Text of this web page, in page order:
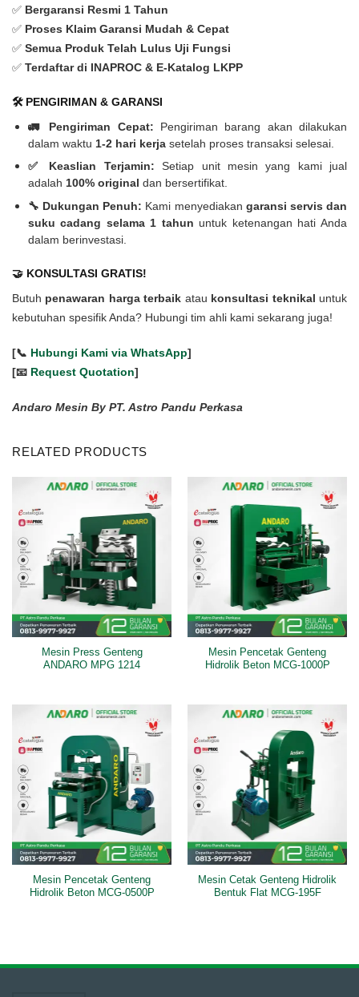
✅ Bergaransi Resmi 1 Tahun
✅ Proses Klaim Garansi Mudah & Cepat
✅ Semua Produk Telah Lulus Uji Fungsi
✅ Terdaftar di INAPROC & E-Katalog LKPP
🛠️ PENGIRIMAN & GARANSI
🚛 Pengiriman Cepat: Pengiriman barang akan dilakukan
dalam waktu 1-2 hari kerjasetelah proses transaksi selesai.
✅ Keaslian Terjamin: Setiap unit mesin yang kami jual
adalah 100% original dan bersertifikat.
🔧 Dukungan Penuh: Kami menyediakan garansi servis dan
suku cadang selama 1 tahun untuk ketenangan hati Anda
dalam berinvestasi.
🤝 KONSULTASI GRATIS!
Butuh penawaran harga terbaik atau konsultasi teknikal untuk
kebutuhan spesifik Anda? Hubungi tim ahli kami sekarang juga!
[📞 Hubungi Kami via WhatsApp]
[📧 Request Quotation]
Andaro Mesin By PT. Astro Pandu Perkasa
RELATED PRODUCTS
Mesin Press Genteng
ANDARO MPG 1214
Mesin Pencetak Genteng
Hidrolik Beton MCG-1000P
Mesin Pencetak Genteng
Hidrolik Beton MCG-0500P
Mesin Cetak Genteng Hidrolik
Bentuk Flat MCG-195F